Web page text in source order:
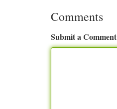
Comments
Submit a Comment